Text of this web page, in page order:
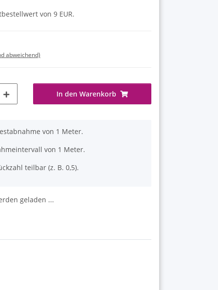
von 9 EUR.
abweichend)
In den Warenkorb
von 1 Meter.
von 1 Meter.
teilbar (z. B. 0,5).
geladen ...